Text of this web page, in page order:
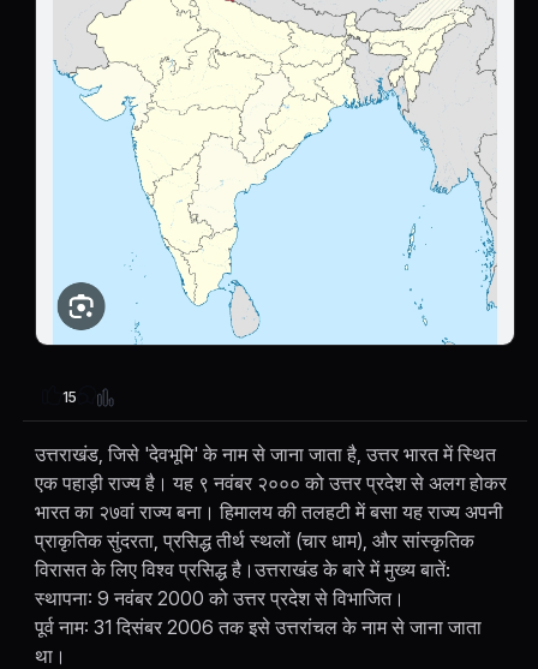
15
उत्तराखंड, जिसे 'देवभूमि' के नाम से जाना जाता है, उत्तर भारत में स्थित
एक पहाड़ी राज्य है। यह ९ नवंबर २००० को उत्तर प्रदेश से अलग होकर
भारत का २७वां राज्य बना। हिमालय की तलहटी में बसा यह राज्य अपनी
प्राकृतिक सुंदरता, प्रसिद्ध तीर्थ स्थलों (चार धाम), और सांस्कृतिक
विरासत के लिए विश्व प्रसिद्ध है।उत्तराखंड के बारे में मुख्य बातें:
स्थापना: 9 नवंबर 2000 को उत्तर प्रदेश से विभाजित।
पूर्व नाम: 31 दिसंबर 2006 तक इसे उत्तरांचल के नाम से जाना जाता
था।